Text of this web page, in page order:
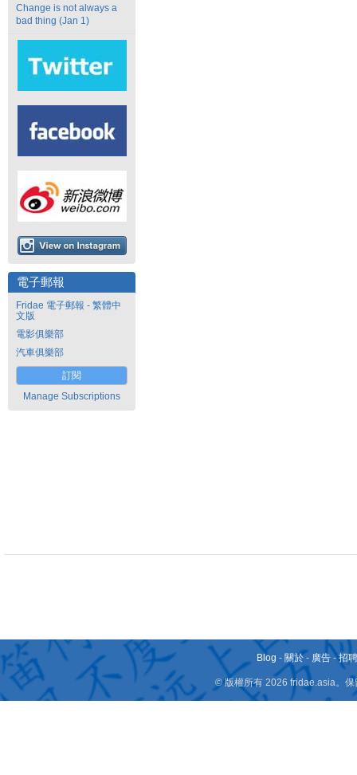
Change is not always a
bad thing (Jan 1)
電子郵報
Fridae 電子郵報 - 繁體中
文版
電影俱樂部
汽車俱樂部
訂閱
Manage Subscriptions
Blog - 關於 - 廣告 -招
© 版權所有 2026 fridae.asia。